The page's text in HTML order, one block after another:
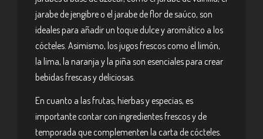
jarabe de jengibre o el jarabe de flor de saúco, son
ideales para añadir un toque dulce y aromático a los
cócteles. Asimismo, los jugos frescos como el limón,
la lima, la naranja y la piña son esenciales para crear
bebidas frescas y deliciosas.
En cuanto a las frutas, hierbas y especias, es
importante contar con ingredientes frescos y de
temporada que complementen la carta de cócteles.